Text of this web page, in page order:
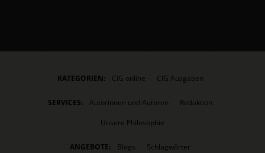
KATEGORIEN: CIG online CIG Ausgaben
SERVICES: Autorinnen und Autoren
Redaktion
Unsere Philosophie
ANGEBOTE: Blogs Schlagwörter